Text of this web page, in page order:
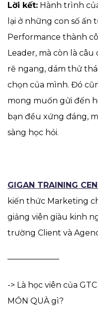
Lời kết: Hành trình
lại ở những con số ấn
Performance thành
Leader, mà còn là
rẽ ngang, dám thử
chọn của mình. Đó
mong muốn gửi đến
bạn đều xứng đáng,
sàng học hỏi.
GIGAN TRAINING
kiến thức Marketing
giảng viên giàu kinh
trường Client và
——————–
-> Là học viên của
MÓN QUÀ gì?